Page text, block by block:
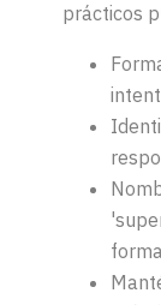
prácticos